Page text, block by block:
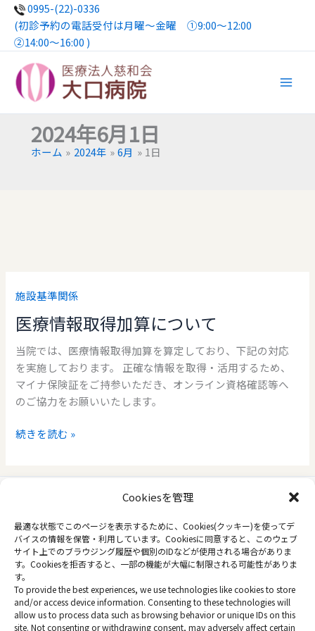
Cookiesを管理
最適な状態でこのページを表示するために、Cookies(クッキー)を使ってデ
バイスの情報を保管・利用しています。Cookiesに同意すると、このウェブ
サイト上でのブラウジング履歴や個別のIDなどが使用される場合がありま
す。Cookiesを拒否すると、一部の機能が大幅に制限される可能性がありま
す。
To provide the best experiences, we use technologies like cookies to store
and/or access device information. Consenting to these technologies will
allow us to process data such as browsing behavior or unique IDs on this
site. Not consenting or withdrawing consent, may adversely affect certain
0995-(22)-0336
(初診予約の電話受付は月曜〜金曜 ①9:00～12:00
②14:00〜16:00 )
2024年6月1日
ホーム 2024年 6月 1日
施設基準関係
医療情報取得加算について
当院では、医療情報取得加算を算定しており、下記の対応
を実施しております。 正確な情報を取得・活用するため、
マイナ保険証をご持参いただき、オンライン資格確認等へ
のご協力をお願いいたします。
医
加
算
に
つ
い
て
続きを読む »
トップページ
当院について
コラム
オプトアウトに関する情報 / Opt-out preferences